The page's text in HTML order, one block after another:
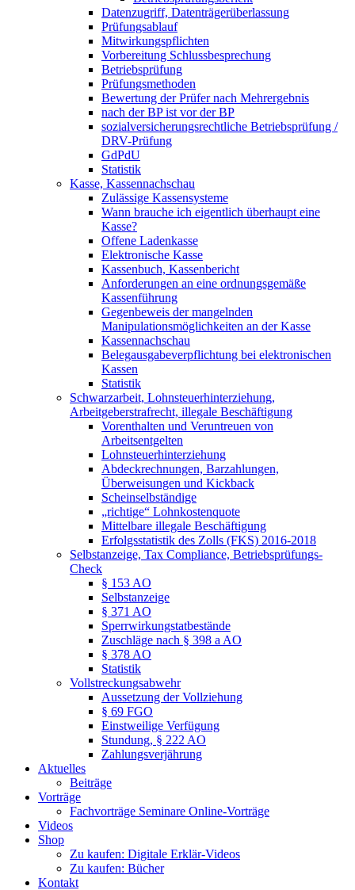
Datenzugriff, Datenträgerüberlassung
Prüfungsablauf
Mitwirkungspflichten
Vorbereitung Schlussbesprechung
Betriebsprüfung
Prüfungsmethoden
Bewertung der Prüfer nach Mehrergebnis
nach der BP ist vor der BP
sozialversicherungsrechtliche Betriebsprüfung /
DRV-Prüfung
GdPdU
Statistik
Kasse, Kassennachschau
Zulässige Kassensysteme
Wann brauche ich eigentlich überhaupt eine
Kasse?
Offene Ladenkasse
Elektronische Kasse
Kassenbuch, Kassenbericht
Anforderungen an eine ordnungsgemäße
Kassenführung
Gegenbeweis der mangelnden
Manipulationsmöglichkeiten an der Kasse
Kassennachschau
Belegausgabeverpflichtung bei elektronischen
Kassen
Statistik
Schwarzarbeit, Lohnsteuerhinterziehung,
Arbeitgeberstrafrecht, illegale Beschäftigung
Vorenthalten und Veruntreuen von
Arbeitsentgelten
Lohnsteuerhinterziehung
Abdeckrechnungen, Barzahlungen,
Überweisungen und Kickback
Scheinselbständige
„richtige“ Lohnkostenquote
Mittelbare illegale Beschäftigung
Erfolgsstatistik des Zolls (FKS) 2016-2018
Selbstanzeige, Tax Compliance, Betriebsprüfungs-
Check
§ 153 AO
Selbstanzeige
§ 371 AO
Sperrwirkungstatbestände
Zuschläge nach § 398 a AO
§ 378 AO
Statistik
Vollstreckungsabwehr
Aussetzung der Vollziehung
§ 69 FGO
Einstweilige Verfügung
Stundung, § 222 AO
Zahlungsverjährung
Aktuelles
Beiträge
Vorträge
Fachvorträge Seminare Online-Vorträge
Videos
Shop
Zu kaufen: Digitale Erklär-Videos
Zu kaufen: Bücher
Kontakt